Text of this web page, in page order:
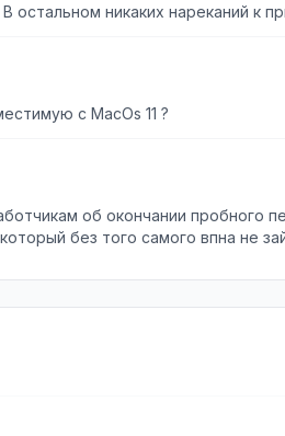
остальном никаких нареканий к
с MacOs 11 ?
об окончании пробного
без того самого впна не